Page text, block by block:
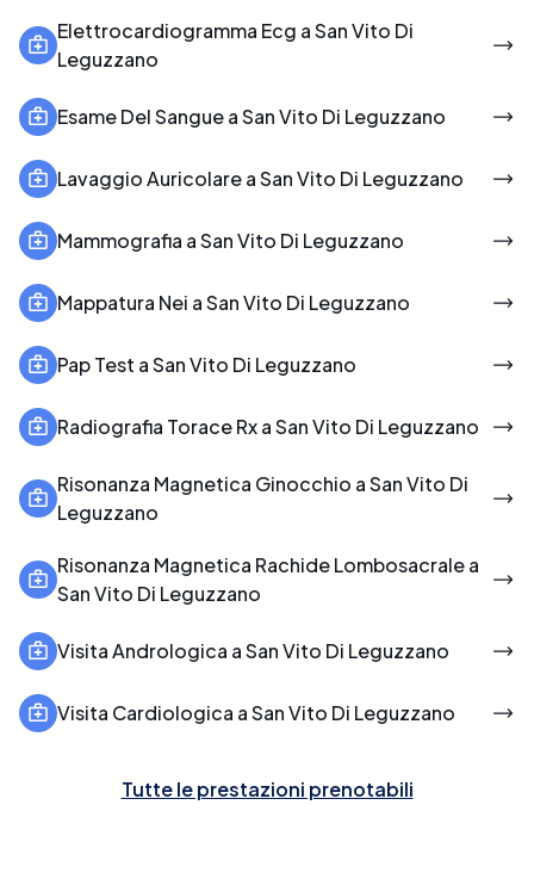
Elettrocardiogramma Ecg a San Vito Di
Leguzzano
Esame Del Sangue a San Vito Di Leguzzano
Lavaggio Auricolare a San Vito Di Leguzzano
Mammografia a San Vito Di Leguzzano
Mappatura Nei a San Vito Di Leguzzano
Pap Test a San Vito Di Leguzzano
Radiografia Torace Rx a San Vito Di Leguzzano
Risonanza Magnetica Ginocchio a San Vito Di
Leguzzano
Risonanza Magnetica Rachide Lombosacrale a
San Vito Di Leguzzano
Visita Andrologica a San Vito Di Leguzzano
Visita Cardiologica a San Vito Di Leguzzano
Tutte le prestazioni prenotabili